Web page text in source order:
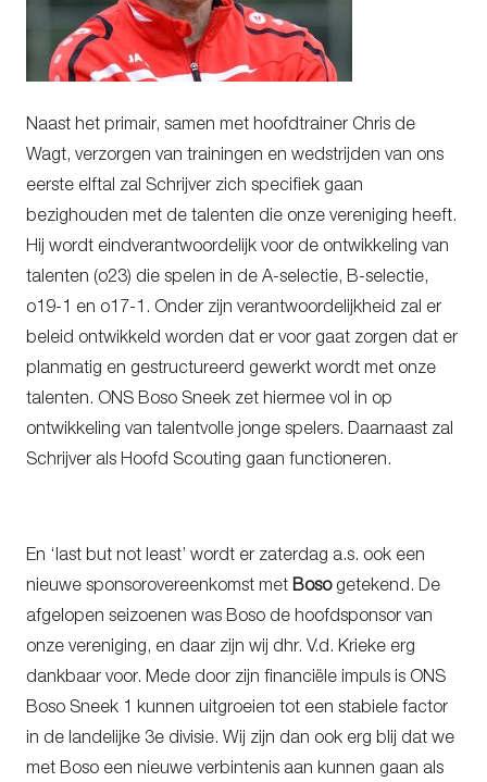
Naast het primair, samen met hoofdtrainer Chris de
Wagt, verzorgen van trainingen en wedstrijden van ons
eerste elftal zal Schrijver zich specifiek gaan
bezighouden met de talenten die onze vereniging heeft.
Hij wordt eindverantwoordelijk voor de ontwikkeling van
talenten (o23) die spelen in de A-selectie, B-selectie,
o19-1 en o17-1. Onder zijn verantwoordelijkheid zal er
beleid ontwikkeld worden dat er voor gaat zorgen dat er
planmatig en gestructureerd gewerkt wordt met onze
talenten. ONS Boso Sneek zet hiermee vol in op
ontwikkeling van talentvolle jonge spelers. Daarnaast zal
Schrijver als Hoofd Scouting gaan functioneren.
En ‘last but not least’ wordt er zaterdag a.s. ook een
nieuwe sponsorovereenkomst met Bosogetekend. De
afgelopen seizoenen was Boso de hoofdsponsor van
onze vereniging, en daar zijn wij dhr. V.d. Krieke erg
dankbaar voor. Mede door zijn financiële impuls is ONS
Boso Sneek 1 kunnen uitgroeien tot een stabiele factor
in de landelijke 3e divisie. Wij zijn dan ook erg blij dat we
met Boso een nieuwe verbintenis aan kunnen gaan als